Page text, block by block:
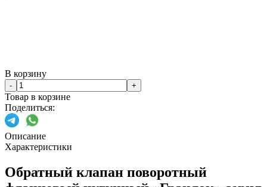
В корзину
- +
Товар в корзине
Поделиться:
Описание
Характеристики
Обратный клапан поворотный